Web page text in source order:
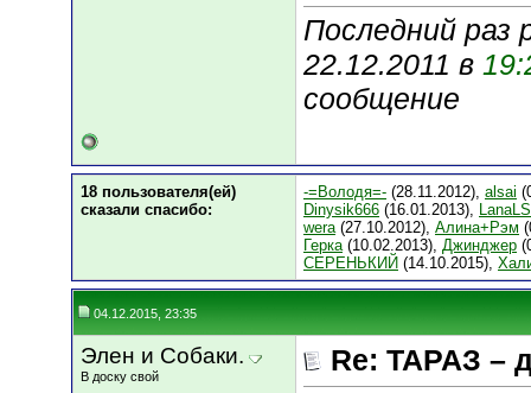
Последний раз
22.12.2011 в
сообщение
18 пользователя(ей)
сказали cпасибо:
-=Володя=- (28.11.2012), alsai
Dinysik666 (16.01.2013),
wera(27.10.2012), Алина+Рэм
Герка(10.02.2013), Джинджер
СЕРЕНЬКИЙ (14.10.2015),
04.12.2015, 23:35
Элен и Собаки.
В доску свой Re: ТАРАЗ –